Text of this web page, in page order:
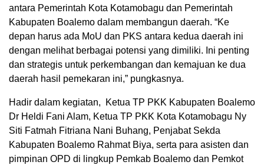
antara Pemerintah Kota Kotamobagu dan Pemerintah
Kabupaten Boalemo dalam membangun daerah. “Ke
depan harus ada MoU dan PKS antara kedua daerah ini
dengan melihat berbagai potensi yang dimiliki. Ini penting
dan strategis untuk perkembangan dan kemajuan ke dua
daerah hasil pemekaran ini,” pungkasnya.
Hadir dalam kegiatan, Ketua TP PKK Kabupaten Boalemo
Dr Heldi Fani Alam, Ketua TP PKK Kota Kotamobagu Ny
Siti Fatmah Fitriana Nani Buhang, Penjabat Sekda
Kabupaten Boalemo Rahmat Biya, serta para asisten dan
pimpinan OPD di lingkup Pemkab Boalemo dan Pemkot